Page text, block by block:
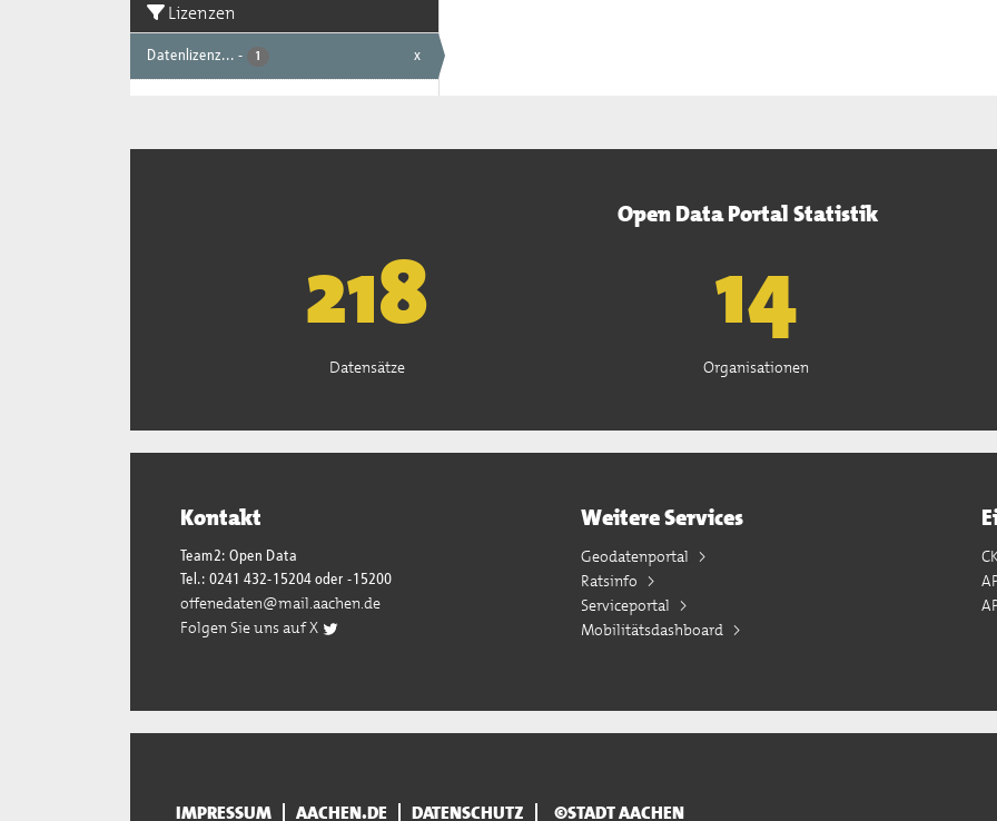
Lizenzen
Datenlizenz... - 1 x
Open Data Portal Statistik
221
Datensätze
15
Organisationen
Kontakt
Team2: Open Data
Tel.: 0241 432-15204 oder -15200
offenedaten@mail.aachen.de
Folgen Sie uns auf X
Weitere Services
Geodatenportal
Ratsinfo
Serviceportal
Mobilitätsdashboard
IMPRESSUM AACHEN.DE DATENSCHUTZ ©STADT AACHEN